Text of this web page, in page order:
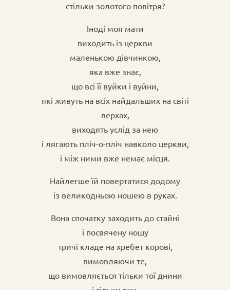
стільки золотого повітря?
Іноді моя мати
виходить із церкви
маленькою дівчинкою,
яка вже знає,
що всі її вуйки і вуйни,
які живуть на всіх найдальших на світі
верхах,
виходять услід за нею
і лягають пліч-о-пліч навколо церкви,
і між ними вже немає місця.
Найлегше їй повертатися додому
із великодньою ношею в руках.
Вона спочатку заходить до стайні
і посвячену ношу
тричі кладе на хребет корові,
вимовляючи те,
що вимовляється тільки тої днини